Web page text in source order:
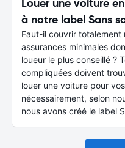
à notre label Sans
Faut-il couvrir totalement
assurances minimales
loueur le plus conseillé ?
compliquées doivent
louer une voiture pour
nécessairement, selon
nous avons créé le label